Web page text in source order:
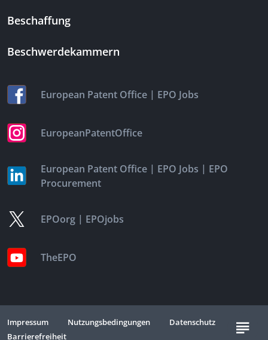
Beschaffung
Beschwerdekammern
European Patent Office | EPO Jobs
EuropeanPatentOffice
European Patent Office | EPO Jobs | EPO
Procurement
EPOorg | EPOjobs
TheEPO
Impressum Nutzungsbedingungen
Datenschutz
Barrierefreiheit